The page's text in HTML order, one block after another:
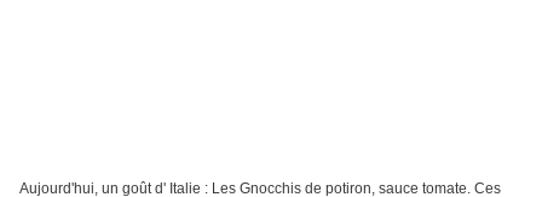
Aujourd'hui, un goût d' Italie : Les Gnocchis de potiron, sauce tomate. Ces